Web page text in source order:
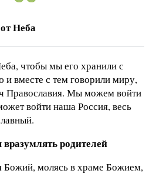
Неба
чтобы мы его хранили с
и вместе с тем говорили миру,
Православия. Мы можем войти
войти наша Россия, весь
родителей
молясь в храме Божием,